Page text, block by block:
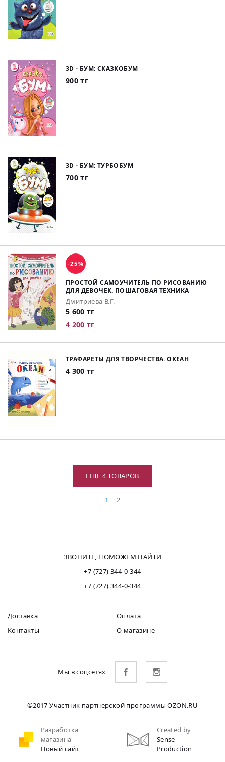
3D - БУМ: СКАЗКОБУМ
900 тг
3D - БУМ: ТУРБОБУМ
700 тг
-25%
ПРОСТОЙ САМОУЧИТЕЛЬ ПО РИСОВАНИЮ
ДЛЯ ДЕВОЧЕК. ПОШАГОВАЯ ТЕХНИКА
Дмитриева В.Г.
5 600 тг
4 200 тг
ТРАФАРЕТЫ ДЛЯ ТВОРЧЕСТВА. ОКЕАН
4 300 тг
ЕЩЕ 4 ТОВАРОВ
1 2
ЗВОНИТЕ, ПОМОЖЕМ НАЙТИ
+7 (727) 344-0-344
+7 (727) 344-0-344
Доставка
Оплата
Контакты
О магазине
Мы в соцсетях
©2017 Участник партнерской программы OZON.RU
Разработка
магазина
Новый сайт
Created by
Sense
Production